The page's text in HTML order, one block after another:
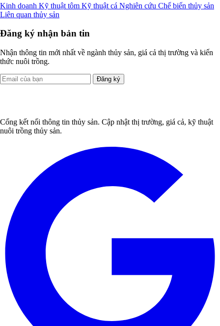
Kinh doanh Kỹ thuật tôm Kỹ thuật cá Nghiên cứu Chế biến thủy sản
Liên quan thủy sản
Đăng ký nhận bản tin
Nhận thông tin mới nhất về ngành thủy sản, giá cả thị trường và kiến
thức nuôi trồng.
Đăng ký
Cổng kết nối thông tin thủy sản. Cập nhật thị trường, giá cả, kỹ thuật
nuôi trồng thủy sản.